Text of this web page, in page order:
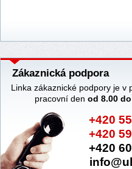
Zákaznická podpora
Linka zákaznické podpory je v
pracovní den od 8.00
+420
+420
+420